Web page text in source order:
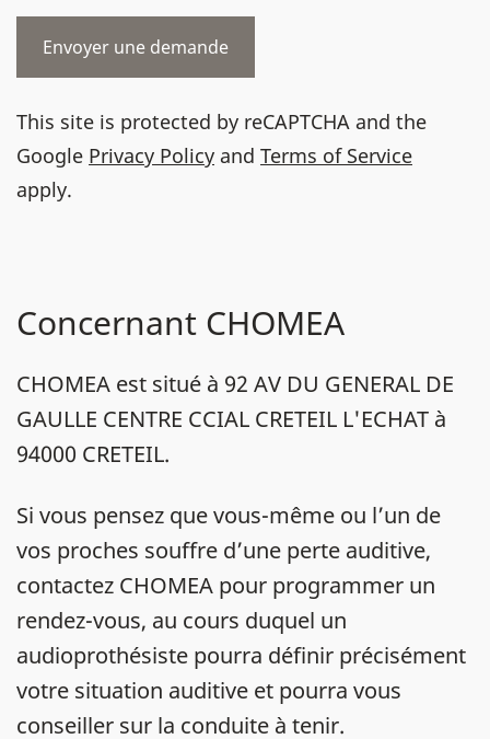
This site is protected by reCAPTCHA and the
Google Privacy Policy and Terms of Service
apply.
Concernant CHOMEA
CHOMEA est situé à 92 AV DU GENERAL DE
GAULLE CENTRE CCIAL CRETEIL L'ECHAT à
94000 CRETEIL.
Si vous pensez que vous-même ou l’un de
vos proches souffre d’une perte auditive,
contactez CHOMEA pour programmer un
rendez-vous, au cours duquel un
audioprothésiste pourra définir précisément
votre situation auditive et pourra vous
conseiller sur la conduite à tenir.